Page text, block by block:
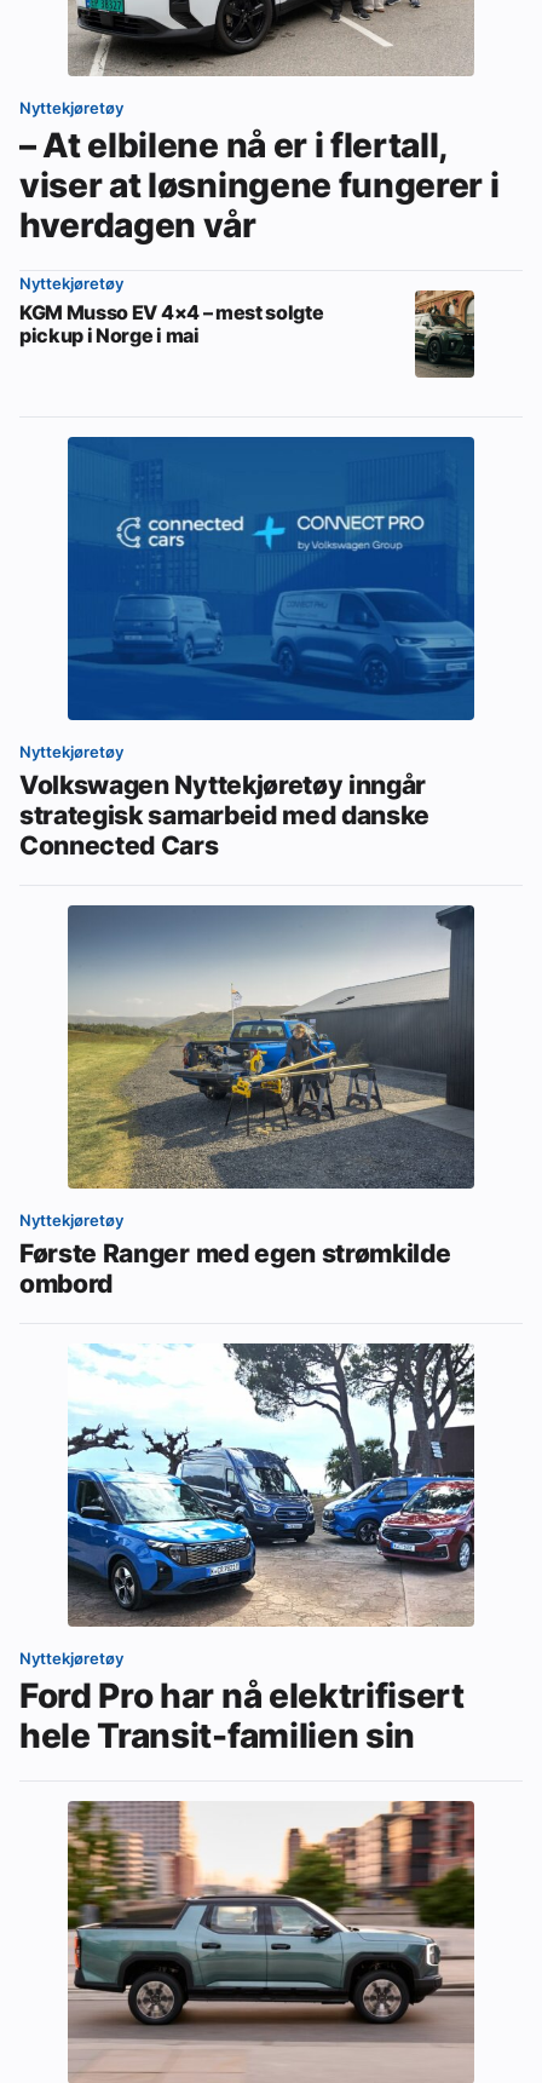
Om VVS Aktuelt
Abonner på fagbladet Byggfakta Nyheter
Annonsere i VVS Aktuelt
Kontakt oss
Tips oss
eBlad
Nyttekjøretøy
– At elbilene nå er i flertall,
viser at løsningene fungerer i
hverdagen vår
Nyttekjøretøy
KGM Musso EV 4×4 – mest solgte
pickup i Norge i mai
Nyttekjøretøy
Volkswagen Nyttekjøretøy inngår
strategisk samarbeid med danske
Connected Cars
Nyttekjøretøy
Første Ranger med egen strømkilde
ombord
Nyttekjøretøy
Ford Pro har nå elektrifisert
hele Transit-familien sin